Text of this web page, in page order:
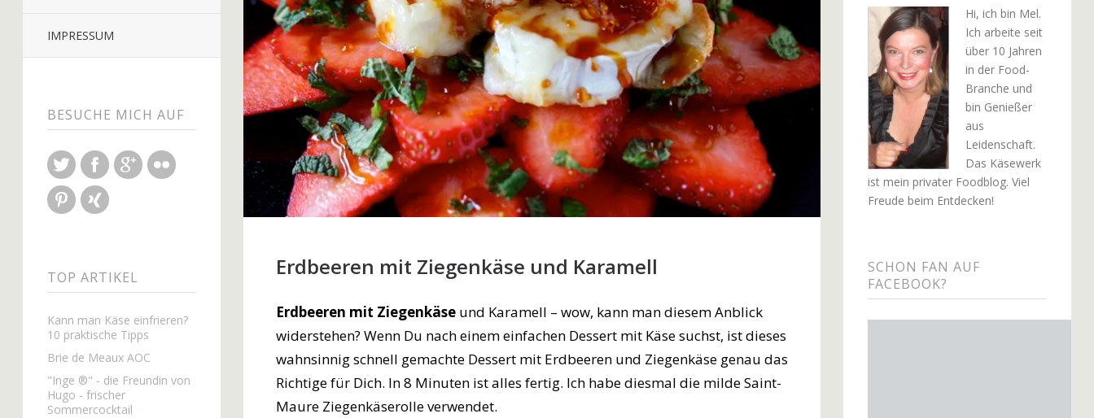
IMPRESSUM
BESUCHE MICH AUF
Twitter FacebookGoogle+
Pinterest
TOP ARTIKEL
Kann man Käse einfrieren?
10 praktische Tipps
Brie de Meaux AOC
"Inge ®" - die Freundin von
Hugo - frischer
Sommercocktail
Erdbeeren mit Ziegenkäse und Karamell
Erdbeeren mit Ziegenkäseund Karamell – wow, kann man diesem Anblick
widerstehen? Wenn Du nach einem einfachen Dessert mit Käse suchst, ist dieses
wahnsinnig schnell gemachte Dessert mit Erdbeeren und Ziegenkäse genau das
Richtige für Dich. In 8 Minuten ist alles fertig. Ich habe diesmal die milde Saint-
Maure Ziegenkäserolle verwendet.
Hi, ich bin Mel.
Ich arbeite seit
über 10 Jahren
in der Food-
Branche und
bin Genießer
aus
Leidenschaft.
Das Käsewerk
ist mein privater Foodblog. Viel
Freude beim Entdecken!
SCHON FAN AUF
FACEBOOK?